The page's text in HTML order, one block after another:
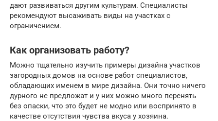
дают развиваться другим культурам. Специалисты
рекомендуют высаживать виды на участках с
ограничением.
Как организовать работу?
Можно тщательно изучить примеры дизайна участков
загородных домов на основе работ специалистов,
обладающих именем в мире дизайна. Они точно ничего
дурного не предложат и у них можно много перенять
без опаски, что это будет не модно или воспринято в
качестве отсутствия чувства вкуса у хозяина.